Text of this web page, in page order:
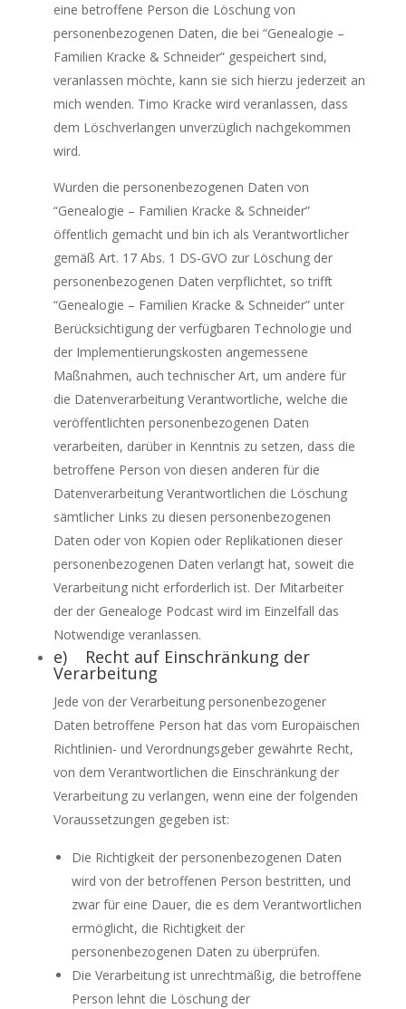
eine betroffene Person die Löschung von
personenbezogenen Daten, die bei “Genealogie –
Familien Kracke & Schneider” gespeichert sind,
veranlassen möchte, kann sie sich hierzu jederzeit an
mich wenden. Timo Kracke wird veranlassen, dass
dem Löschverlangen unverzüglich nachgekommen
wird.
Wurden die personenbezogenen Daten von
“Genealogie – Familien Kracke & Schneider”
öffentlich gemacht und bin ich als Verantwortlicher
gemäß Art. 17 Abs. 1 DS-GVO zur Löschung der
personenbezogenen Daten verpflichtet, so trifft
“Genealogie – Familien Kracke & Schneider” unter
Berücksichtigung der verfügbaren Technologie und
der Implementierungskosten angemessene
Maßnahmen, auch technischer Art, um andere für
die Datenverarbeitung Verantwortliche, welche die
veröffentlichten personenbezogenen Daten
verarbeiten, darüber in Kenntnis zu setzen, dass die
betroffene Person von diesen anderen für die
Datenverarbeitung Verantwortlichen die Löschung
sämtlicher Links zu diesen personenbezogenen
Daten oder von Kopien oder Replikationen dieser
personenbezogenen Daten verlangt hat, soweit die
Verarbeitung nicht erforderlich ist. Der Mitarbeiter
der der Genealoge Podcast wird im Einzelfall das
Notwendige veranlassen.
e) Recht auf Einschränkung der
Verarbeitung
Jede von der Verarbeitung personenbezogener
Daten betroffene Person hat das vom Europäischen
Richtlinien- und Verordnungsgeber gewährte Recht,
von dem Verantwortlichen die Einschränkung der
Verarbeitung zu verlangen, wenn eine der folgenden
Voraussetzungen gegeben ist:
Die Richtigkeit der personenbezogenen Daten
wird von der betroffenen Person bestritten, und
zwar für eine Dauer, die es dem Verantwortlichen
ermöglicht, die Richtigkeit der
personenbezogenen Daten zu überprüfen.
Die Verarbeitung ist unrechtmäßig, die betroffene
Person lehnt die Löschung der